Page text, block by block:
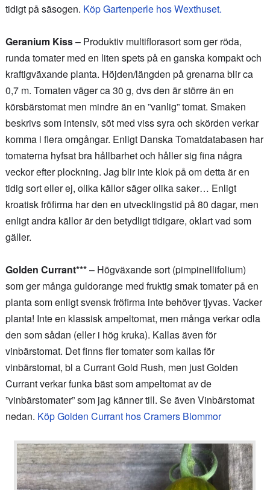
tidigt på säsogen. Köp Gartenperle hos Wexthuset.
Geranium Kiss– Produktiv multiflorasort som ger röda,
runda tomater med en liten spets på en ganska kompakt och
kraftigväxande planta. Höjden/längden på grenarna blir ca
0,7 m. Tomaten väger ca 30 g, dvs den är större än en
körsbärstomat men mindre än en ”vanlig” tomat. Smaken
beskrivs som intensiv, söt med viss syra och skörden verkar
komma i flera omgångar. Enligt Danska Tomatdatabasen har
tomaterna hyfsat bra hållbarhet och håller sig fina några
veckor efter plockning. Jag blir inte klok på om detta är en
tidig sort eller ej, olika källor säger olika saker… Enligt
kroatisk fröfirma har den en utvecklingstid på 80 dagar, men
enligt andra källor är den betydligt tidigare, oklart vad som
gäller.
Golden Currant***– Högväxande sort (pimpinellifolium)
som ger många guldorange med fruktig smak tomater på en
planta som enligt svensk fröfirma inte behöver tjyvas. Vacker
planta! Inte en klassisk ampeltomat, men många verkar odla
den som sådan (eller i hög kruka). Kallas även för
vinbärstomat. Det finns fler tomater som kallas för
vinbärstomat, bl a Currant Gold Rush, men just Golden
Currant verkar funka bäst som ampeltomat av de
”vinbärstomater” som jag känner till. Se även Vinbärstomat
nedan. Köp Golden Currant hos Cramers Blommor